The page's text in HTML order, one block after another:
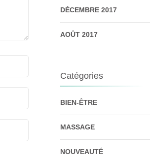
DÉCEMBRE 2017
AOÛT 2017
Catégories
BIEN-ÊTRE
MASSAGE
NOUVEAUTÉ